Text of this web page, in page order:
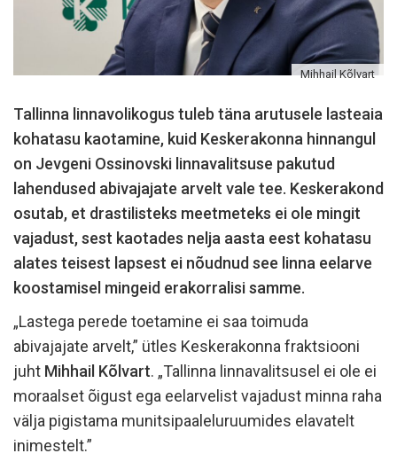
Mihhail Kõlvart
Tallinna linnavolikogus tuleb täna arutusele lasteaia
kohatasu kaotamine, kuid Keskerakonna hinnangul
on Jevgeni Ossinovski linnavalitsuse pakutud
lahendused abivajajate arvelt vale tee. Keskerakond
osutab, et drastilisteks meetmeteks ei ole mingit
vajadust, sest kaotades nelja aasta eest kohatasu
alates teisest lapsest ei nõudnud see linna eelarve
koostamisel mingeid erakorralisi samme.
„Lastega perede toetamine ei saa toimuda
abivajajate arvelt,” ütles Keskerakonna fraktsiooni
juht Mihhail Kõlvart. „Tallinna linnavalitsusel ei ole ei
moraalset õigust ega eelarvelist vajadust minna raha
välja pigistama munitsipaaleluruumides elavatelt
inimestelt.”